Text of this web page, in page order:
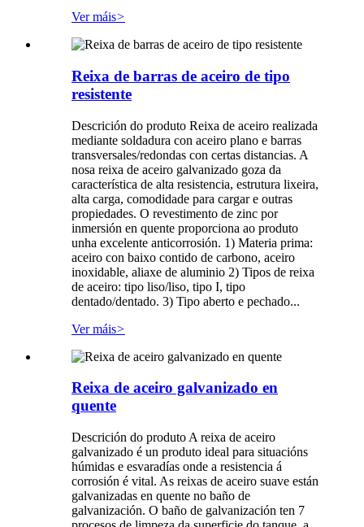
Ver máis>
Reixa de barras de aceiro de tipo
resistente
Descrición do produto Reixa de aceiro realizada
mediante soldadura con aceiro plano e barras
transversales/redondas con certas distancias. A
nosa reixa de aceiro galvanizado goza da
característica de alta resistencia, estrutura lixeira,
alta carga, comodidade para cargar e outras
propiedades. O revestimento de zinc por
inmersión en quente proporciona ao produto
unha excelente anticorrosión. 1) Materia prima:
aceiro con baixo contido de carbono, aceiro
inoxidable, aliaxe de aluminio 2) Tipos de reixa
de aceiro: tipo liso/liso, tipo I, tipo
dentado/dentado. 3) Tipo aberto e pechado...
Ver máis>
Reixa de aceiro galvanizado en
quente
Descrición do produto A reixa de aceiro
galvanizado é un produto ideal para situacións
húmidas e esvaradías onde a resistencia á
corrosión é vital. As reixas de aceiro suave están
galvanizadas en quente no baño de
galvanización. O baño de galvanización ten 7